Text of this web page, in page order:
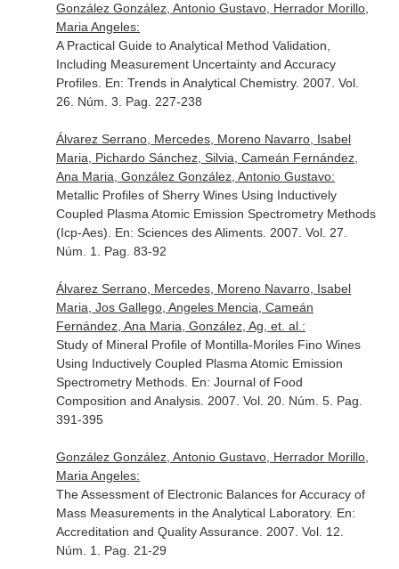
González González, Antonio Gustavo, Herrador Morillo,
Maria Angeles:
A Practical Guide to Analytical Method Validation,
Including Measurement Uncertainty and Accuracy
Profiles. En: Trends in Analytical Chemistry. 2007. Vol.
26. Núm. 3. Pag. 227-238
Álvarez Serrano, Mercedes, Moreno Navarro, Isabel
Maria, Pichardo Sánchez, Silvia, Cameán Fernández,
Ana Maria, González González, Antonio Gustavo:
Metallic Profiles of Sherry Wines Using Inductively
Coupled Plasma Atomic Emission Spectrometry Methods
(Icp-Aes). En: Sciences des Aliments. 2007. Vol. 27.
Núm. 1. Pag. 83-92
Álvarez Serrano, Mercedes, Moreno Navarro, Isabel
Maria, Jos Gallego, Angeles Mencia, Cameán
Fernández, Ana Maria, González, Ag, et. al.:
Study of Mineral Profile of Montilla-Moriles Fino Wines
Using Inductively Coupled Plasma Atomic Emission
Spectrometry Methods. En: Journal of Food
Composition and Analysis. 2007. Vol. 20. Núm. 5. Pag.
391-395
González González, Antonio Gustavo, Herrador Morillo,
Maria Angeles:
The Assessment of Electronic Balances for Accuracy of
Mass Measurements in the Analytical Laboratory. En:
Accreditation and Quality Assurance. 2007. Vol. 12.
Núm. 1. Pag. 21-29